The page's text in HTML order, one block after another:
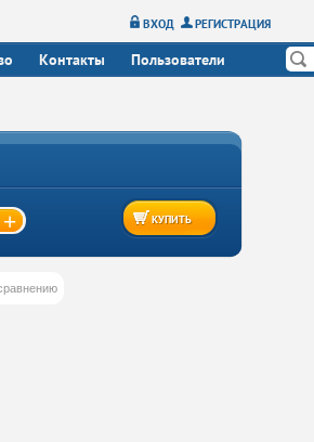
ВХОД РЕГИСТРАЦИЯ
Контакты Пользователи
+ КУПИТЬ